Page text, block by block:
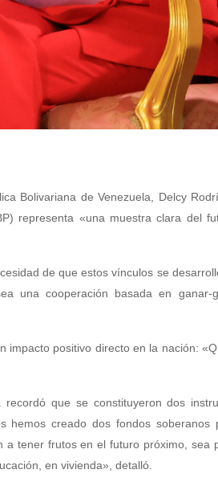
Bolivariana de Venezuela, Delcy
representa «una muestra clara del
de que estos vínculos se
una cooperación basada en ganar-
impacto positivo directo en la nación:
que se constituyeron dos
hemos creado dos fondos
tener frutos en el futuro próximo, sea
en vivienda», detalló.